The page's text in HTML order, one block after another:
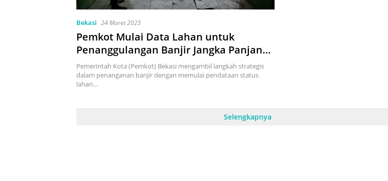
Bekasi 24 Maret 2025
Pemkot Mulai Data Lahan untuk
Penanggulangan Banjir Jangka Panjang
di Kali Bekasi
Pemerintah Kota (Pemkot) Bekasi mengambil langkah strategis
dalam penanganan banjir dengan memulai pendataan status
lahan…
Selengkapnya